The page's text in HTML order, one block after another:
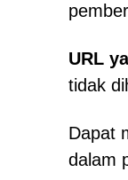
URL
tidak
Dapat
dalam